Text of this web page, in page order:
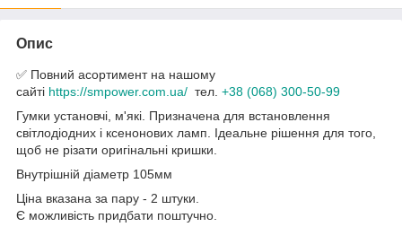
Опис
✅ Повний асортимент на нашому
сайті https://smpower.com.ua/ тел. +38 (068) 300-50-99
Гумки установчі, м'які. Призначена для встановлення
світлодіодних і ксенонових ламп. Ідеальне рішення для того,
щоб не різати оригінальні кришки.
Внутрішній діаметр 105мм
Ціна вказана за пару - 2 штуки.
Є можливість придбати поштучно.